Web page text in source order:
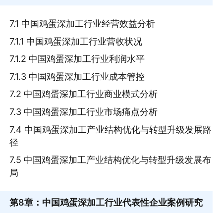
7.1 中国鸡蛋深加工行业经营效益分析
7.1.1 中国鸡蛋深加工行业营收状况
7.1.2 中国鸡蛋深加工行业利润水平
7.1.3 中国鸡蛋深加工行业成本管控
7.2 中国鸡蛋深加工行业商业模式分析
7.3 中国鸡蛋深加工行业市场痛点分析
7.4 中国鸡蛋深加工产业结构优化与转型升级发展路
径
7.5 中国鸡蛋深加工产业结构优化与转型升级发展布
局
第8章 ：中国鸡蛋深加工行业代表性企业案例研究